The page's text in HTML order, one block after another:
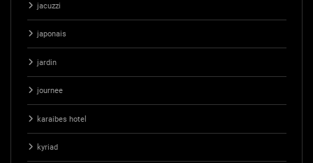
jacuzzi
japonais
jardin
journee
karaibes hotel
kyriad